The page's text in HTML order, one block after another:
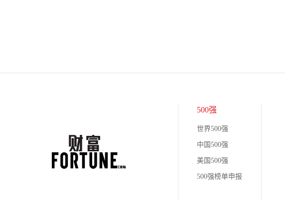
500强
世界500强
中国500强
美国500强
500强榜单申报